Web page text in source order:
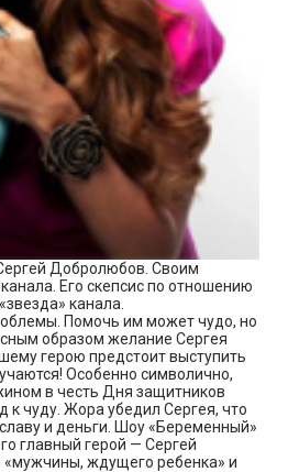
Добролюбов. Своим
Его скепсис по отношению
канала.
Помочь им может чудо, но
образом желание Сергея
герою предстоит выступить
Особенно символично,
в честь Дня защитников
к чуду. Жора убедил Сергея, что
и деньги. Шоу «Беременный»
главный герой — Сергей
ждущего ребенка» и